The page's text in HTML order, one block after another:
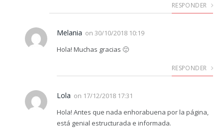
RESPONDER
Melania on 30/10/2018 10:19
Hola! Muchas gracias 🙂
RESPONDER
Lola on 17/12/2018 17:31
Hola! Antes que nada enhorabuena por la página,
está genial estructurada e informada.